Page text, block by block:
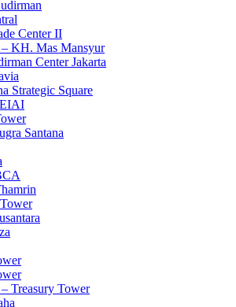
Center II
– KH. Mas Mansyur
Center Jakarta
Strategic Square
Santana
Treasury Tower